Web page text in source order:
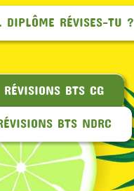
DIPLÔME RÉVISES-TU ?
RÉVISIONS BTS CG
BTS NDRC